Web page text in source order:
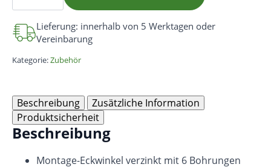
Menge
Lieferung: innerhalb von 5 Werktagen oder
Vereinbarung
Kategorie:Zubehör
Beschreibung
Zusätzliche Information
Produktsicherheit
Beschreibung
Montage-Eckwinkel verzinkt mit 6 Bohrungen